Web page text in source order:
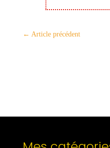
← Article précédent